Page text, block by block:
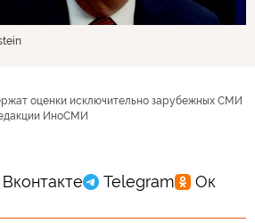
оценки исключительно зарубежных СМИ
ИноСМИ